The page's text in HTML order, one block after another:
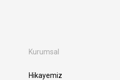
Kurumsal
Hikayemiz